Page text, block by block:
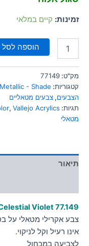
זמינות: קיים במלאי
הוספה לסל
מק"ט: 77149
קטגוריות: - Shade
הצבעים, צבעים מטאליים
תגיות:
, Vallejo Acrylics
מטאלי
תיאור
Violet 77.149
צבע אקרילי מטאלי על
אינו רעיל וקל לניקוי.
לצביעה במכחול